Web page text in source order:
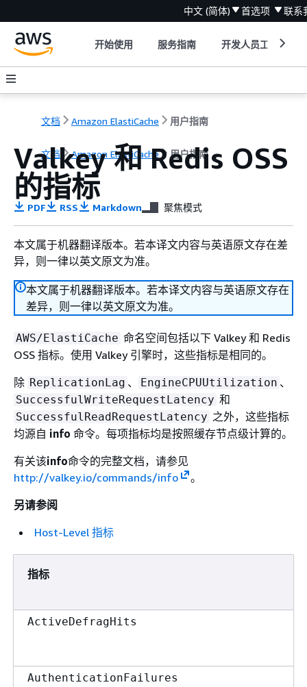
中文 (简体) 首选项 联系
开始使用 服务指南 开发人员工具
文档 Amazon ElastiCache 用户指南
文档 Amazon ElastiCache 用户指南
Valkey 和 Redis OSS
的指标
PDF RSS Markdown 聚焦模式
本文属于机器翻译版本。若本译文内容与英语原文存在差
异，则一律以英文原文为准。
本文属于机器翻译版本。若本译文内容与英语原文存在
差异，则一律以英文原文为准。
AWS/ElastiCache 命名空间包括以下 Valkey 和 Redis
OSS 指标。使用 Valkey 引擎时，这些指标是相同的。
除 ReplicationLag 、 EngineCPUUtilization 、
SuccessfulWriteRequestLatency 和
SuccessfulReadRequestLatency 之外，这些指标
均源自 info 命令。每项指标均是按照缓存节点级计算的。
有关该info命令的完整文档，请参见
http://valkey.io/commands/info
。
另请参阅
Host-Level 指标
指标
ActiveDefragHits
AuthenticationFailures